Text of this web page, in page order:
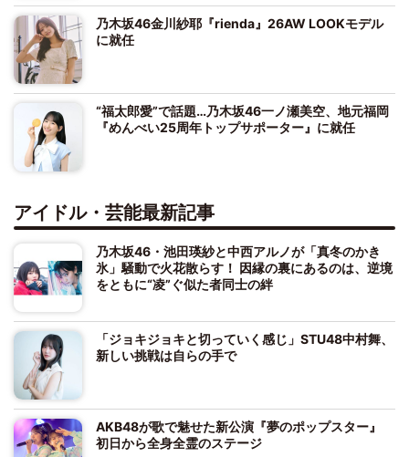
乃木坂46金川紗耶『rienda』26AW LOOKモデル
に就任
“福太郎愛”で話題…乃木坂46一ノ瀬美空、地元福岡
『めんべい25周年トップサポーター』に就任
アイドル・芸能最新記事
乃木坂46・池田瑛紗と中西アルノが「真冬のかき
氷」騒動で火花散らす！ 因縁の裏にあるのは、逆境
をともに“凌”ぐ似た者同士の絆
「ジョキジョキと切っていく感じ」STU48中村舞、
新しい挑戦は自らの手で
AKB48が歌で魅せた新公演『夢のポップスター』
初日から全身全霊のステージ